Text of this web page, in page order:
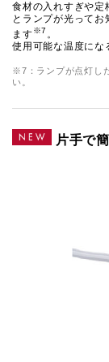
食材の入れすぎや定
とランプが光って
ます※7 。
使用可能な温度にな
※7：ランプが点灯し
い。
片手で